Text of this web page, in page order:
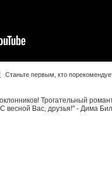
Станьте первым, кто
Трогательный
весной Вас, друзья!" - Дима